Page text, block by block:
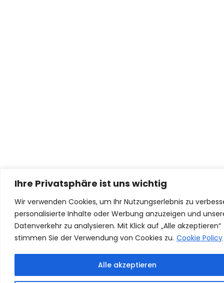
Ihre Privatsphäre ist uns wichtig
Wir verwenden Cookies, um Ihr Nutzungserlebnis zu
personalisierte Inhalte oder Werbung anzuzeigen und
Datenverkehr zu analysieren. Mit Klick auf „Alle akzeptieren“
stimmen Sie der Verwendung von Cookies zu. Cookie Policy
Alle akzeptieren